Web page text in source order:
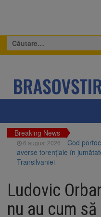
Caută
după:
Breaking News
6 august 2026
Cod
averse torențiale în
Transilvaniei
după ce și-ar fi agresat
câteva zile
Urmele
pe polițiști la cioate.
Ludovic
nu au cum